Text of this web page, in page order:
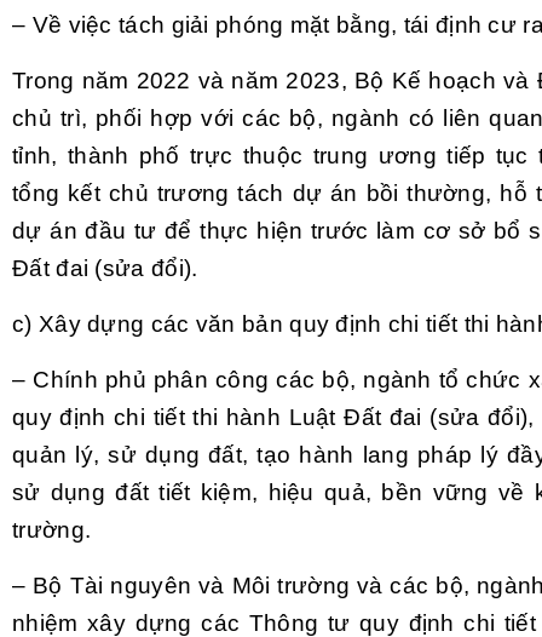
– Về việc tách giải phóng mặt bằng, tái định cư
Trong năm 2022 và năm 2023, Bộ Kế hoạch
chủ trì, phối hợp với các bộ, ngành có liên
tỉnh, thành phố trực thuộc trung ương tiếp tục
tổng kết chủ trương tách dự án bồi thường, hỗ
dự án đầu tư để thực hiện trước làm cơ sở bổ
Đất đai (sửa đổi).
c) Xây dựng các văn bản quy định chi tiết thi
– Chính phủ phân công các bộ, ngành tổ chức
quy định chi tiết thi hành Luật Đất đai (sửa
quản lý, sử dụng đất, tạo hành lang pháp lý
sử dụng đất tiết kiệm, hiệu quả, bền vững về
trường.
– Bộ Tài nguyên và Môi trường và các bộ,
nhiệm xây dựng các Thông tư quy định chi